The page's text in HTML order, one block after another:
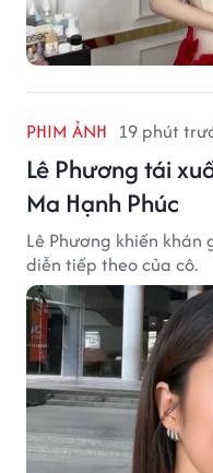
PHIM ẢNH 19 phút
Lê Phương tái
Ma Hạnh Phúc
Lê Phương khiến khán
diễn tiếp theo của cô.